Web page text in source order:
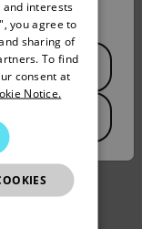
SPANISH
PORTUGUESE
ITALIAN
JAPANESE
CHINESE
and interests
you agree to
sharing of
To find
consent at
Notice.